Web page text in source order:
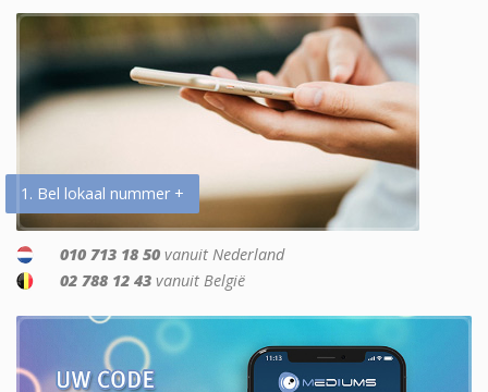
1. Bel lokaal nummer +
010 713 18 50 vanuit Nederland
02 788 12 43 vanuit België